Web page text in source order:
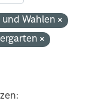
und Wahlen